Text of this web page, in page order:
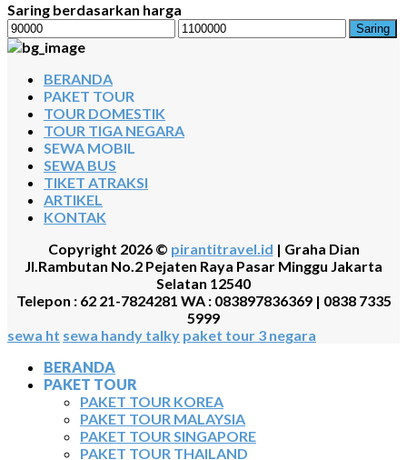
Saring berdasarkan harga
Harga
terendah
Harga
tertinggi
Saring
BERANDA
PAKET TOUR
TOUR DOMESTIK
TOUR TIGA NEGARA
SEWA MOBIL
SEWA BUS
TIKET ATRAKSI
ARTIKEL
KONTAK
Copyright 2026 © pirantitravel.id | Graha Dian
Jl.Rambutan No.2 Pejaten Raya Pasar Minggu Jakarta
Selatan 12540
Telepon : 62 21-7824281 WA : 083897836369 | 0838 7335
5999
sewa ht sewa handy talky paket tour 3 negara
BERANDA
PAKET TOUR
PAKET TOUR KOREA
PAKET TOUR MALAYSIA
PAKET TOUR SINGAPORE
PAKET TOUR THAILAND